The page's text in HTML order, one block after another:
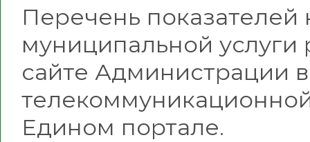
Перечень показателей
муниципальной
сайте Администрации
Едином портале.